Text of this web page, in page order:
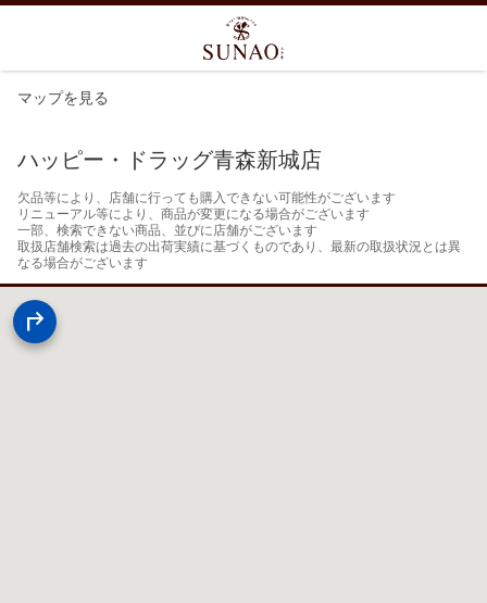
マップを見る
ハッピー・ドラッグ青森新城店
欠品等により、店舗に行っても購入できない可能性がございます
リニューアル等により、商品が変更になる場合がございます
一部、検索できない商品、並びに店舗がございます
取扱店舗検索は過去の出荷実績に基づくものであり、最新の取扱状況とは異
なる場合がございます